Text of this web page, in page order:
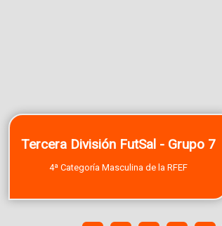
Tercera División FutSal - Grupo 7
4ª Categoría Masculina de la RFEF